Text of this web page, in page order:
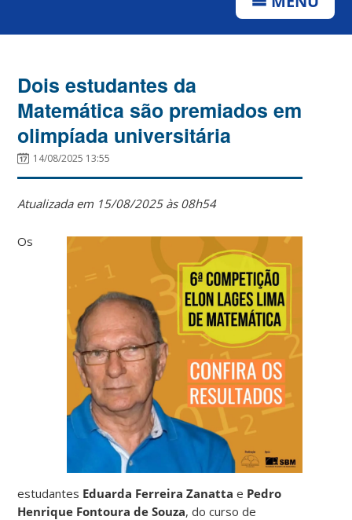
Dois estudantes da
Matemática são premiados em
olimpíada universitária
14/08/2025 13:55
Atualizada em 15/08/2025 às 08h54
Os
estudantes Eduarda Ferreira Zanatta e Pedro
Henrique Fontoura de Souza, do curso de